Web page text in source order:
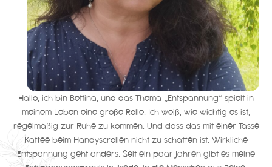
Hallo, ich bin Bettina, und das Thema „Entspannung“ spielt in
meinem Leben eine große Rolle. Ich weiß, wie wichtig es ist,
regelmäßig zur Ruhe zu kommen. Und dass das mit einer Tasse
Kaffee beim Handyscrollen nicht zu schaffen ist. Wirkliche
Entspannung geht anders. Seit ein paar Jahren gibt es meine